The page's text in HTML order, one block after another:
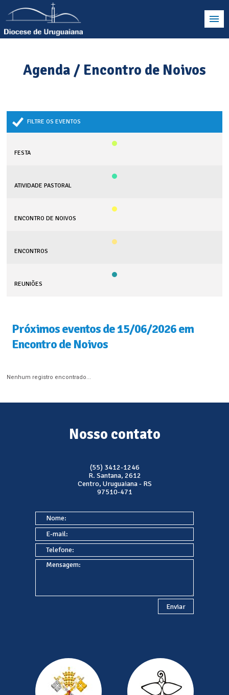
Agenda / Encontro de Noivos
FILTRE OS EVENTOS
FESTA
ATIVIDADE PASTORAL
ENCONTRO DE NOIVOS
ENCONTROS
REUNIÕES
Próximos eventos de 15/06/2026 em
Encontro de Noivos
Nenhum registro encontrado...
Nosso contato
(55) 3412-1246
R. Santana, 2612
Centro, Uruguaiana - RS
97510-471